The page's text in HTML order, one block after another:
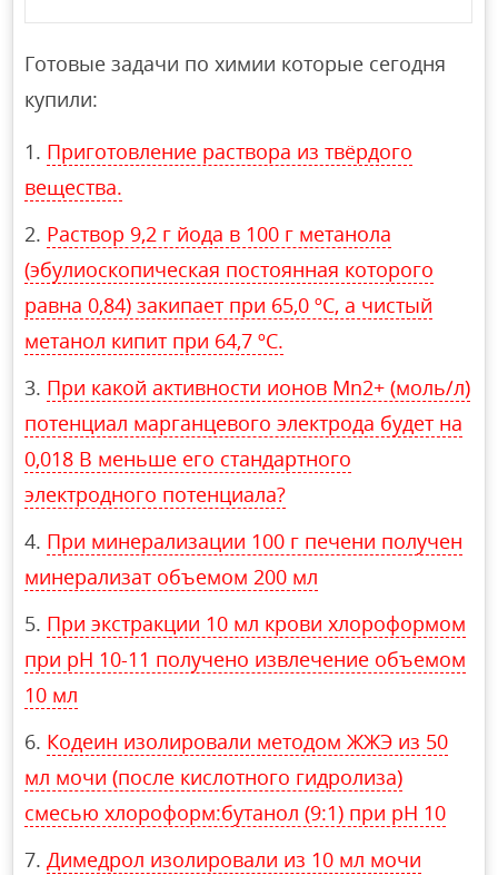
Готовые задачи по химии которые сегодня
купили:
Приготовление раствора из твёрдого
вещества.
Раствор 9,2 г йода в 100 г метанола
(эбулиоскопическая постоянная которого
равна 0,84) закипает при 65,0 ºС, а чистый
метанол кипит при 64,7 ºС.
При какой активности ионов Mn2+ (моль/л)
потенциал марганцевого электрода будет на
0,018 В меньше его стандартного
электродного потенциала?
При минерализации 100 г печени получен
минерализат объемом 200 мл
При экстракции 10 мл крови хлороформом
при рН 10-11 получено извлечение объемом
10 мл
Кодеин изолировали методом ЖЖЭ из 50
мл мочи (после кислотного гидролиза)
смесью хлороформ:бутанол (9:1) при рН 10
Димедрол изолировали из 10 мл мочи